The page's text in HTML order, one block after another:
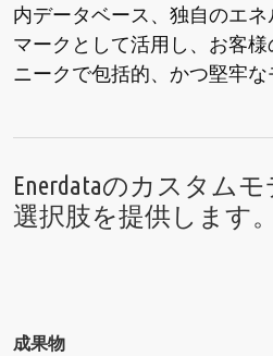
内データベース、独自のエ
マークとして活用し、お客
ニークで包括的、かつ堅牢な
Enerdataのカスタム
選択肢を提供します。
成果物